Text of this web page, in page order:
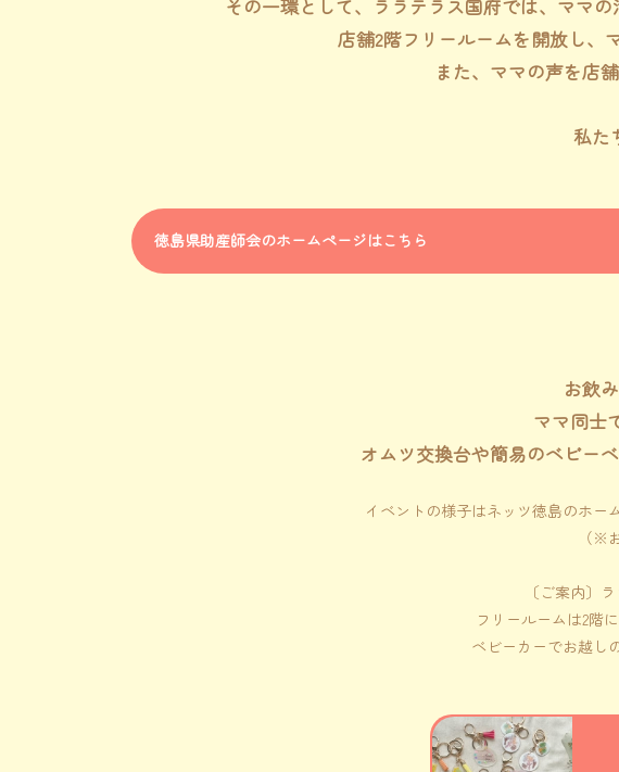
その一環として、ララテラス国府では、ママ
店舗2階フリールームを開放し、
また、ママの声を店
私た
徳島県助産師会のホームページはこちら
お飲
ママ同士
オムツ交換台や簡易のベビー
イベントの様子はネッツ徳島のホー
（※
〔ご案内〕
フリールームは2階
ベビーカーでお越し